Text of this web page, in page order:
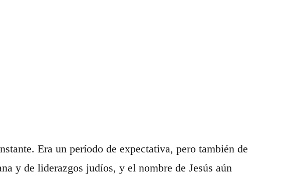
Era un período de expectativa, pero también de
y de liderazgos judíos, y el nombre de Jesús aún